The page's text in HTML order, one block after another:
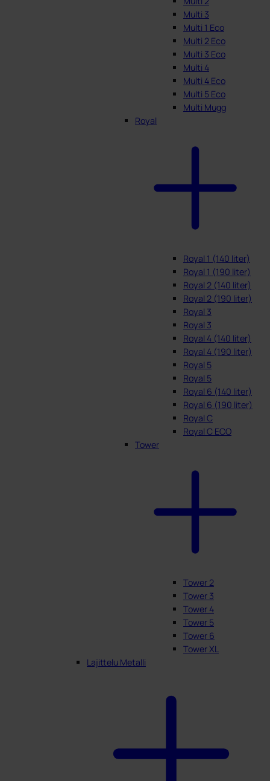
Multi 3
Multi 1 Eco
Multi 2 Eco
Multi 3 Eco
Multi 4
Multi 4 Eco
Multi 5 Eco
Multi Mugg
Royal
Royal 1 (140 liter)
Royal 1 (190 liter)
Royal 2 (140 liter)
Royal 2 (190 liter)
Royal 3
Royal 3
Royal 4 (140 liter)
Royal 4 (190 liter)
Royal 5
Royal 5
Royal 6 (140 liter)
Royal 6 (190 liter)
Royal C
Royal C ECO
Tower
Tower 2
Tower 3
Tower 4
Tower 5
Tower 6
Tower XL
Lajittelu Metalli